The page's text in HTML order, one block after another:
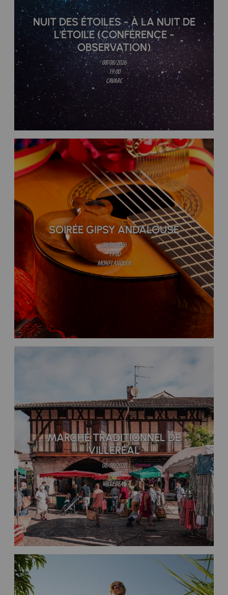
NUIT DES ÉTOILES - À LA NUIT DE
L'ÉTOILE (CONFÉRENCE -
OBSERVATION)
08/08/2026
19:00
CAVARC
SOIRÉE GIPSY ANDALOUSE
08/08/2026
19:00
MONFLANQUIN
MARCHÉ TRADITIONNEL DE
VILLERÉAL
08/08/2026
08:00
VILLEREAL